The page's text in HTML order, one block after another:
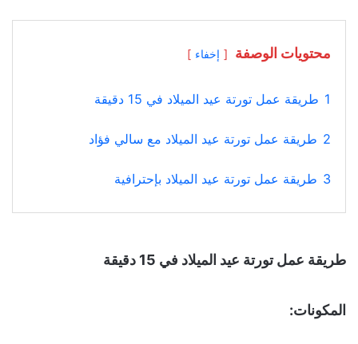
محتويات الوصفة إخفاء
1 طريقة عمل تورتة عيد الميلاد في 15 دقيقة
2 طريقة عمل تورتة عيد الميلاد مع سالي فؤاد
3 طريقة عمل تورتة عيد الميلاد بإحترافية
طريقة عمل تورتة عيد الميلاد في 15 دقيقة
المكونات: